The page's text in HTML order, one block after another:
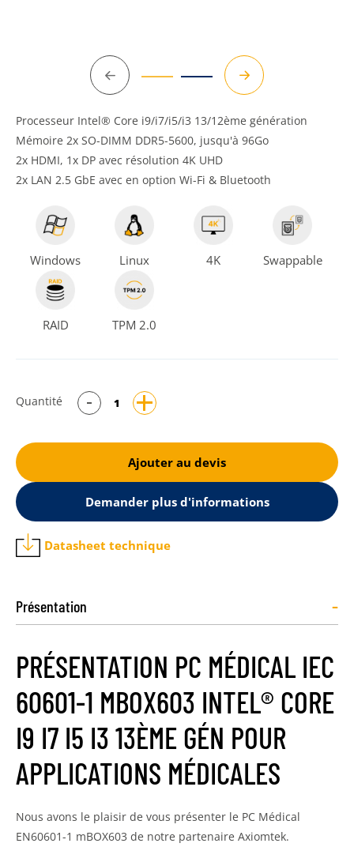
Précédent Suivant
Processeur Intel® Core i9/i7/i5/i3 13/12ème génération
Mémoire 2x SO-DIMM DDR5-5600, jusqu'à 96Go
2x HDMI, 1x DP avec résolution 4K UHD
2x LAN 2.5 GbE avec en option Wi-Fi & Bluetooth
Windows Linux 4K Swappable
RAID TPM 2.0
Quantité
Ajouter au devis
Demander plus d'informations
Datasheet technique
Présentation -
PRÉSENTATION PC MÉDICAL IEC
60601-1 MBOX603 INTEL® CORE
I9 I7 I5 I3 13ÈME GÉN POUR
APPLICATIONS MÉDICALES
Nous avons le plaisir de vous présenter le PC Médical
EN60601-1 mBOX603 de notre partenaire Axiomtek.